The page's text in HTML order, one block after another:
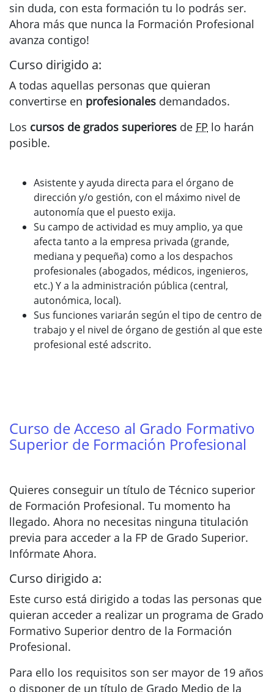
sin duda, con esta formación tu lo podrás ser.
Ahora más que nunca la Formación Profesional
avanza contigo!
Curso dirigido a:
A todas aquellas personas que quieran
convertirse en profesionales demandados.
Los cursos de grados superiores de FP lo harán
posible.
Asistente y ayuda directa para el órgano de
dirección y/o gestión, con el máximo nivel de
autonomía que el puesto exija.
Su campo de actividad es muy amplio, ya que
afecta tanto a la empresa privada (grande,
mediana y pequeña) como a los despachos
profesionales (abogados, médicos, ingenieros,
etc.) Y a la administración pública (central,
autonómica, local).
Sus funciones variarán según el tipo de centro de
trabajo y el nivel de órgano de gestión al que este
profesional esté adscrito.
Curso de Acceso al Grado Formativo
Superior de Formación Profesional
Quieres conseguir un título de Técnico superior
de Formación Profesional. Tu momento ha
llegado. Ahora no necesitas ninguna titulación
previa para acceder a la FP de Grado Superior.
Infórmate Ahora.
Curso dirigido a:
Este curso está dirigido a todas las personas que
quieran acceder a realizar un programa de Grado
Formativo Superior dentro de la Formación
Profesional.
Para ello los requisitos son ser mayor de 19 años
o disponer de un título de Grado Medio de la